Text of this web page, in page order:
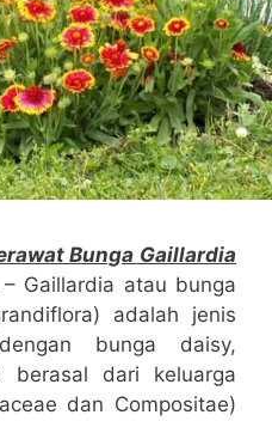
Bunga Gaillardia
Gaillardia atau bunga
adalah jenis
bunga daisy,
berasal dari keluarga
dan Compositae)